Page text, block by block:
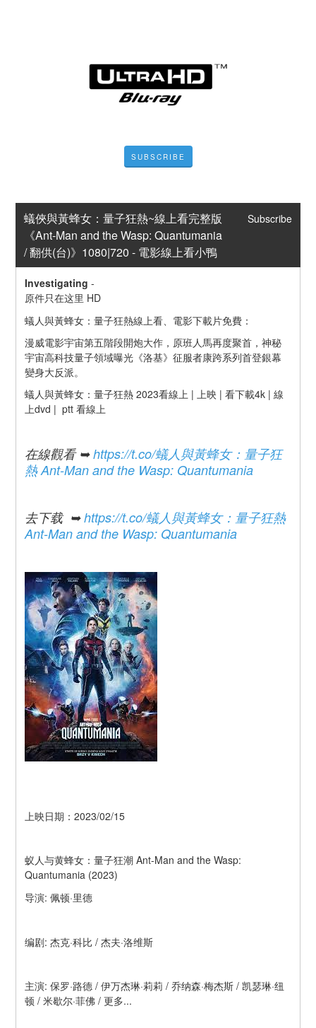
SUBSCRIBE
蟻俠與黃蜂女：量子狂熱~線上看完整版
《Ant-Man and the Wasp: Quantumania
/ 翻供(台)》1080|720 - 電影線上看小鴨
Subscribe
Investigating -
原件只在这里 HD
蟻人與黃蜂女：量子狂熱線上看、電影下載片免費：
漫威電影宇宙第五階段開炮大作，原班人馬再度聚首，神秘
宇宙高科技量子領域曝光《洛基》征服者康跨系列首登銀幕
變身大反派。
蟻人與黃蜂女：量子狂熱 2023看線上 | 上映 | 看下載4k | 線
上dvd |  ptt 看線上
在線觀看 ➥ https://t.co/蟻人與黃蜂女：量子狂
熱 Ant-Man and the Wasp: Quantumania
去下载  ➥ https://t.co/蟻人與黃蜂女：量子狂熱
Ant-Man and the Wasp: Quantumania
上映日期：2023/02/15
蚁人与黄蜂女：量子狂潮 Ant-Man and the Wasp:
Quantumania (2023)
导演: 佩顿·里德
编剧: 杰克·科比 / 杰夫·洛维斯
主演: 保罗·路德 / 伊万杰琳·莉莉 / 乔纳森·梅杰斯 / 凯瑟琳·纽
顿 / 米歇尔·菲佛 / 更多...